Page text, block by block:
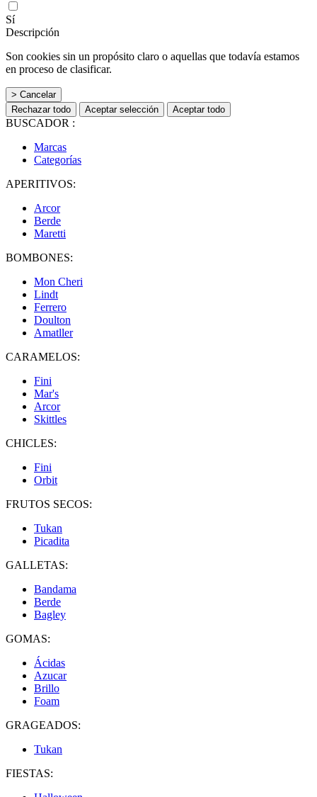
Sí
Descripción
Son cookies sin un propósito claro o aquellas que todavía estamos
en proceso de clasificar.
> Cancelar
Rechazar todo
Aceptar selección Aceptar todo
BUSCADOR :
Marcas
Categorías
APERITIVOS:
Arcor
Berde
Maretti
BOMBONES:
Mon Cheri
Lindt
Ferrero
Doulton
Amatller
CARAMELOS:
Fini
Mar's
Arcor
Skittles
CHICLES:
Fini
Orbit
FRUTOS SECOS:
Tukan
Picadita
GALLETAS:
Bandama
Berde
Bagley
GOMAS:
Ácidas
Azucar
Brillo
Foam
GRAGEADOS:
Tukan
FIESTAS: